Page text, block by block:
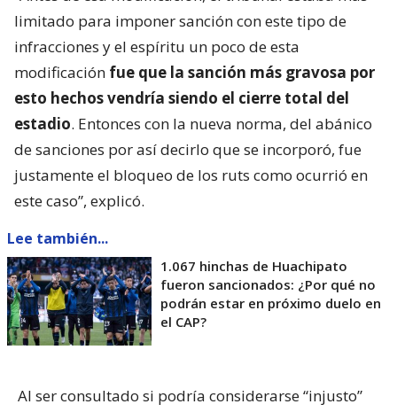
limitado para imponer sanción con este tipo de
infracciones y el espíritu un poco de esta
modificación fue que la sanción más gravosa por
esto hechos vendría siendo el cierre total del
estadio. Entonces con la nueva norma, del abánico
de sanciones por así decirlo que se incorporó, fue
justamente el bloqueo de los ruts como ocurrió en
este caso”, explicó.
Lee también...
1.067 hinchas de Huachipato
fueron sancionados: ¿Por qué no
podrán estar en próximo duelo en
el CAP?
Al ser consultado si podría considerarse “injusto”